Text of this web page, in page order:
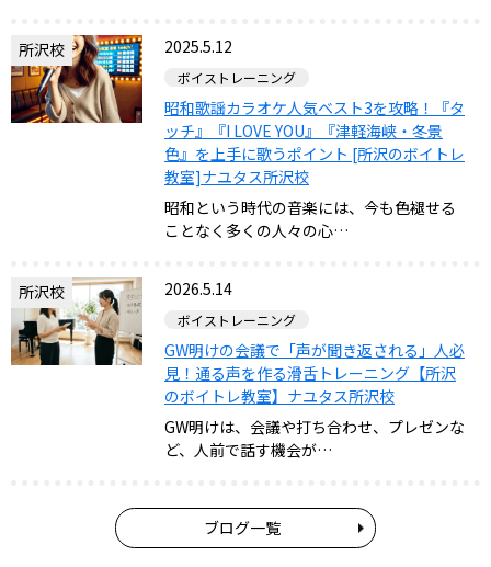
所沢校 2025.5.12
ボイストレーニング
昭和歌謡カラオケ人気ベスト3を攻略！『タ
ッチ』『I LOVE YOU』『津軽海峡・冬景
色』を上手に歌うポイント [所沢のボイトレ
教室]ナユタス所沢校
昭和という時代の音楽には、今も色褪せる
ことなく多くの人々の心…
所沢校 2026.5.14
ボイストレーニング
GW明けの会議で「声が聞き返される」人必
見！通る声を作る滑舌トレーニング【所沢
のボイトレ教室】ナユタス所沢校
GW明けは、会議や打ち合わせ、プレゼンな
ど、人前で話す機会が…
ブログ一覧